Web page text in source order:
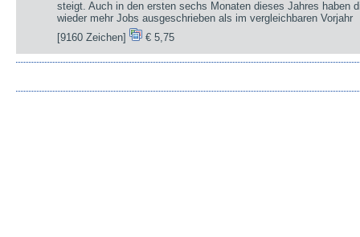
steigt. Auch in den ersten sechs Monaten dieses Jahres haben
wieder mehr Jobs ausgeschrieben als im vergleichbaren Vorjahr
[9160 Zeichen]
€ 5,75